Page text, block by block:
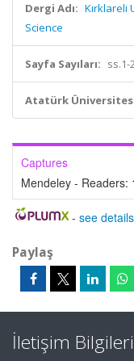
Dergi Adı: Kırklareli
Science
Sayfa Sayıları: ss.1-
Atatürk
Captures
Mendeley - Readers:
- see details
Paylaş
İletişim Bilgileri